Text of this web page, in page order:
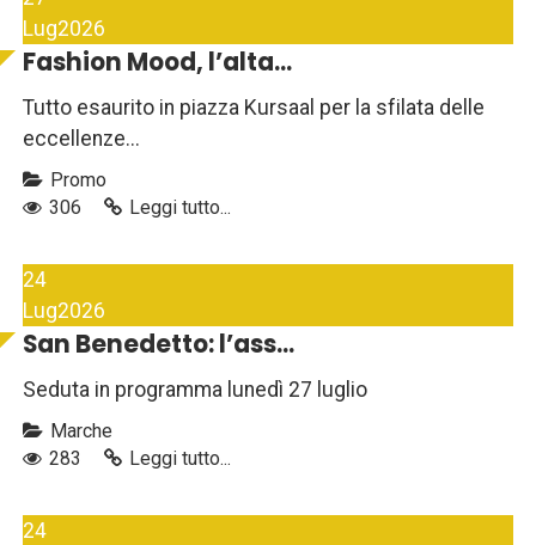
Lug2026
Fashion Mood, l’alta...
Tutto esaurito in piazza Kursaal per la sfilata delle
eccellenze...
Promo
306
Leggi tutto...
24
Lug2026
San Benedetto: l’ass...
Seduta in programma lunedì 27 luglio
Marche
283
Leggi tutto...
24